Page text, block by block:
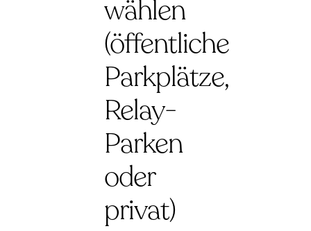
wählen
(öffentliche
Parkplätze,
Relay-
Parken
oder
privat)